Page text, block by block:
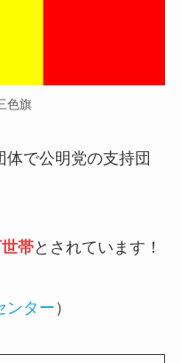
色旗
で公明党の支持団
帯とされています！
ンター ）